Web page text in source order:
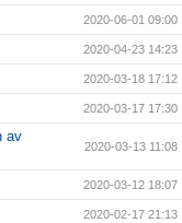
2020-06-01 09:00
2020-04-23 14:23
2020-03-18 17:12
2020-03-17 17:30
av
2020-03-13 11:08
2020-03-12 18:07
2020-02-17 21:13